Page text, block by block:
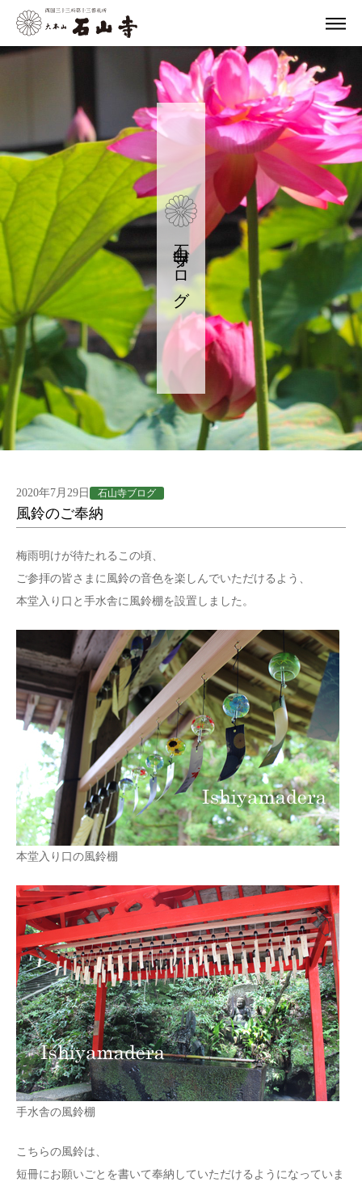
石山寺ブログ
2020年7月29日 石山寺ブログ
風鈴のご奉納
梅雨明けが待たれるこの頃、
ご参拝の皆さまに風鈴の音色を楽しんでいただけるよう、
本堂入り口と手水舎に風鈴棚を設置しました。
本堂入り口の風鈴棚
手水舎の風鈴棚
こちらの風鈴は、
短冊にお願いごとを書いて奉納していただけるようになっていま